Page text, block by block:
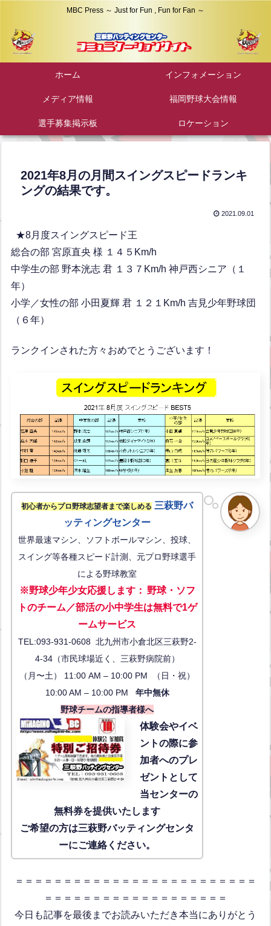
MBC Press ～ Just for Fun , Fun for Fan ～
ホーム インフォメーション
メディア情報 福岡野球大会情報
選手募集掲示板 ロケーション
2021年8月の月間スイングスピードランキ
ングの結果です。
2021.09.01
★8月度スイングスピード王
総合の部 宮原直央 様 １４５Km/h
中学生の部 野本洸志 君 １３７Km/h 神戸西シニア（１
年）
小学／女性の部 小田夏輝 君 １２１Km/h 吉見少年野球団
（６年）
ランクインされた方々おめでとうございます！
初心者からプロ野球志望者まで楽しめる 三萩野バ
ッティングセンター
世界最速マシン、ソフトボールマシン、投球、
スイング等各種スピード計測、元プロ野球選手
による野球教室
※野球少年少女応援します： 野球・ソフ
トのチーム／部活の小中学生は無料で1ゲ
ームサービス
TEL:093-931-0608 北九州市小倉北区三萩野2-
4-34（市民球場近く、三萩野病院前）
（月〜土） 11:00 AM – 10:00 PM （日・祝）
10:00 AM – 10:00 PM 年中無休
野球チームの指導者様へ
体験会やイベ
ントの際に参
加者へのプレ
ゼントとして
当センターの
無料券を提供いたします
ご希望の方は三萩野バッティングセンタ
ーにご連絡ください。
＝＝＝＝＝＝＝＝＝＝＝＝＝＝＝＝＝＝＝＝＝＝＝＝＝
＝＝＝＝＝＝＝＝＝＝＝＝＝＝＝＝＝＝＝
今日も記事を最後までお読みいただき本当にありがとう